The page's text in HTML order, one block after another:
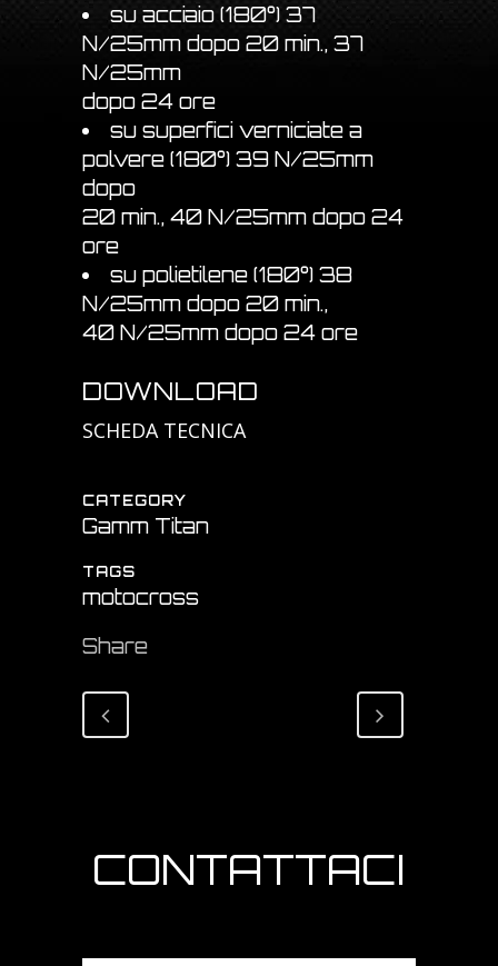
su acciaio (180°) 37
N/25mm dopo 20 min., 37
N/25mm
dopo 24 ore
su superfici verniciate a
polvere (180°) 39 N/25mm
dopo
20 min., 40 N/25mm dopo 24
ore
su polietilene (180°) 38
N/25mm dopo 20 min.,
40 N/25mm dopo 24 ore
DOWNLOAD
SCHEDA TECNICA
CATEGORY
Gamm Titan
TAGS
motocross
Share
CONTATTACI